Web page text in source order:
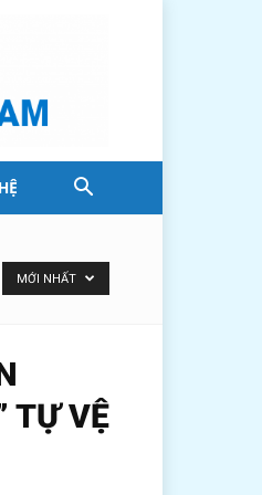
MỚI NHẤT
TỰ VỆ